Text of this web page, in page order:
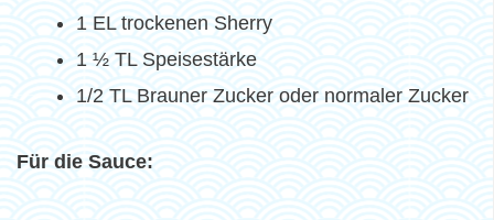
1 EL trockenen Sherry
1 ½ TL Speisestärke
1/2 TL Brauner Zucker oder normaler Zucker
Für die Sauce: